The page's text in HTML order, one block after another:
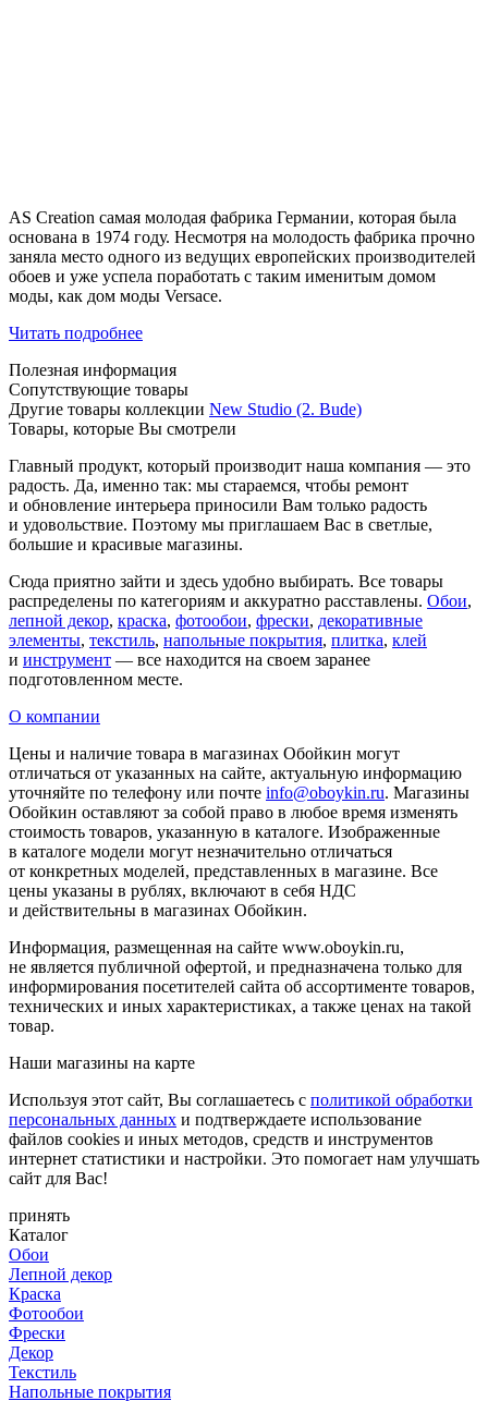
AS Creation самая молодая фабрика Германии, которая была
основана в 1974 году. Несмотря на молодость фабрика прочно
заняла место одного из ведущих европейских производителей
обоев и уже успела поработать с таким именитым домом
моды, как дом моды Versace.
Читать подробнее
Полезная информация
Сопутствующие товары
Другие товары коллекции New Studio (2. Bude)
Товары, которые Вы смотрели
Главный продукт, который производит наша компания — это
радость. Да, именно так: мы стараемся, чтобы ремонт
и обновление интерьера приносили Вам только радость
и удовольствие. Поэтому мы приглашаем Вас в светлые,
большие и красивые магазины.
Сюда приятно зайти и здесь удобно выбирать. Все товары
распределены по категориям и аккуратно расставлены. Обои,
лепной декор, краска, фотообои, фрески, декоративные
элементы, текстиль, напольные покрытия, плитка, клей
и инструмент — все находится на своем заранее
подготовленном месте.
О компании
Цены и наличие товара в магазинах Обойкин могут
отличаться от указанных на сайте, актуальную информацию
уточняйте по телефону или почте info@oboykin.ru. Магазины
Обойкин оставляют за собой право в любое время изменять
стоимость товаров, указанную в каталоге. Изображенные
в каталоге модели могут незначительно отличаться
от конкретных моделей, представленных в магазине. Все
цены указаны в рублях, включают в себя НДС
и действительны в магазинах Обойкин.
Информация, размещенная на сайте www.oboykin.ru,
не является публичной офертой, и предназначена только для
информирования посетителей сайта об ассортименте товаров,
технических и иных характеристиках, а также ценах на такой
товар.
Наши магазины на карте
Используя этот сайт, Вы соглашаетесь с политикой обработки
персональных данных и подтверждаете использование
файлов cookies и иных методов, средств и инструментов
интернет статистики и настройки. Это помогает нам улучшать
сайт для Вас!
принять
Каталог
Обои
Лепной декор
Краска
Фотообои
Фрески
Декор
Текстиль
Напольные покрытия